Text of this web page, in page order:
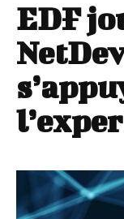
EDF